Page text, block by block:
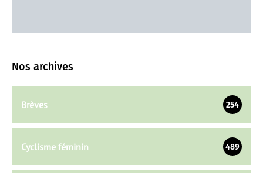
Nos archives
Brèves 254
Cyclisme féminin 489